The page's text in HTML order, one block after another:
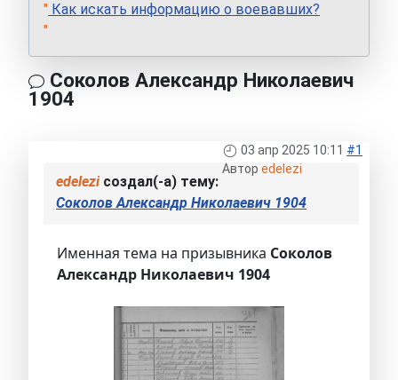
" Как искать информацию о воевавших?
"
Соколов Александр Николаевич
1904
03 апр 2025 10:11 #1
Автор edelezi
edeleziсоздал(-а) тему:
Соколов Александр Николаевич 1904
Именная тема на призывника Соколов
Александр Николаевич 1904